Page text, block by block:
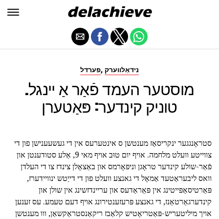
פערדל, נידאַלווערק
מוסטער העמד פֿאַר אַ יינגל.
טוניק קינדער: פּאַטערן
סטראָנגגער ינקריסאַז מענטשן ס אינטערעס אין די געשעענישן פון די
צווייטע וועלט מלחמה. אויף יום טוּב אויף מאי 9, אַלע סטודענטן און
פֿאַר-שולע קינדער טראָגן וניפאָרמס און באַצאָלן צינדז צו די העלדן
וואס ליבעראַטעד אַמאָל די גאנצע וועלט פון די דייַטש ינוויידערז,
פּאַרטיסאַפּייטינג אין פּאַראַדעס און עריינדזשינג אין שולן און
קינדערגאַרטאַנז, די גאנצע פּרעזענטירונג אויף דעם טעמע. עס זענען
אויך מיליטעריש-פּאַטריאָטיש קלאַבז ריקאַנסטראַקשאַן, ווו מענטשן